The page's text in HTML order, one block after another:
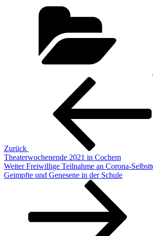
Beitragsnavigation
Zurück
Theaterwochenende 2021 in Cochem
Nächster
Beitrag
Weiter Freiwillige Teilnahme an Corona-
Geimpfte und Genesene in der Schule